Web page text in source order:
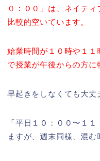
０：００」は、ネイティ
比較的空いています。
始業時間が１０時や１１
で授業が午後からの方に
早起きをしなくても大丈
「平日１０：００〜１
ますが、週末同様、混む